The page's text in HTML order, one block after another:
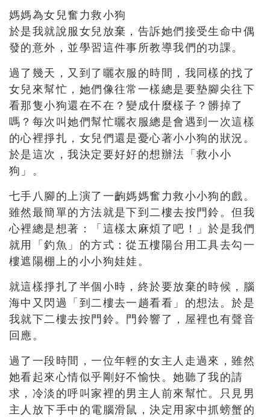
媽媽為女兒奮力救小狗
於是我就說服女兒放棄，告訴她們接受生命中偶
發的意外，並學習這件事所教導我們的功課。
過了幾天，又到了曬衣服的時間，我同樣的找了
女兒來幫忙，她們像往常一樣總是要墊腳尖往下
看那隻小狗還在不在？變成什麼樣子？髒掉了
嗎？每次叫她們幫忙曬衣服總是會遇到一次這樣
的心裡掙扎，女兒們還是憂心著小小狗的狀況。
於是這次，我決定要好好的想辦法「救小小
狗」。
七手八腳的上演了一齣媽媽奮力救小小狗的戲。
雖然最簡單的方法就是下到二樓去按門鈴。但我
心裡總是想著：「這樣太麻煩了吧！」於是我們
就用「釣魚」的方式：從五樓陽台用工具去勾一
樓遮陽棚上的小小狗娃娃。
就這樣掙扎了半個小時，終於要放棄的時候，腦
海中又閃過「到二樓去一趟看看」的想法。於是
我就下二樓去按門鈴。門鈴響了，屋裡也有聲音
回應。
過了一段時間，一位年輕的女主人走過來，雖然
她看起來心情似乎剛好不愉快。她聽了我的請
求，冷淡的呼叫家裡的男主人前來幫忙。只見男
主人放下手中的電腦滑鼠，決定用家中抓螃蟹的